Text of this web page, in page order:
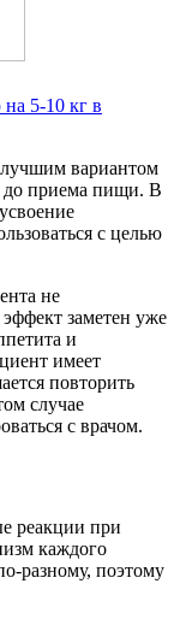
5-10 кг в
вариантом
до приема пищи. В
с целью
не
заметен уже
и
имеет
повторить
случае
с врачом.
реакции при
каждого
разному, поэтому